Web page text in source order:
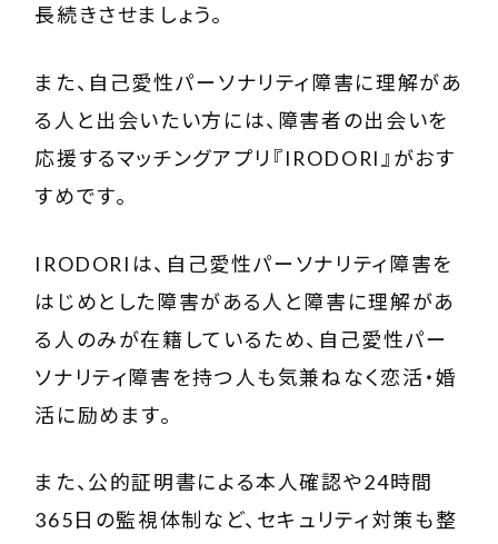
長続きさせましょう。
また、自己愛性パーソナリティ障害に理解があ
る人と出会いたい方には、障害者の出会いを
応援するマッチングアプリ『IRODORI 』がおす
すめです。
IRODORI は、自己愛性パーソナリティ障害を
はじめとした障害がある人と障害に理解があ
る人のみが在籍しているため、自己愛性パー
ソナリティ障害を持つ人も気兼ねなく恋活・婚
活に励めます。
また、公的証明書による本人確認や24時間
365日の監視体制など、セキュリティ対策も整